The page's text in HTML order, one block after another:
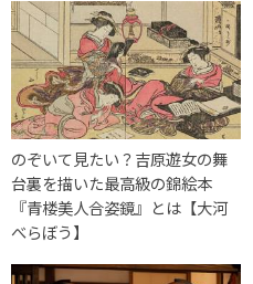
のぞいて見たい？吉原遊女の舞
台裏を描いた最高級の錦絵本
『青楼美人合姿鏡』とは【大河
べらぼう】